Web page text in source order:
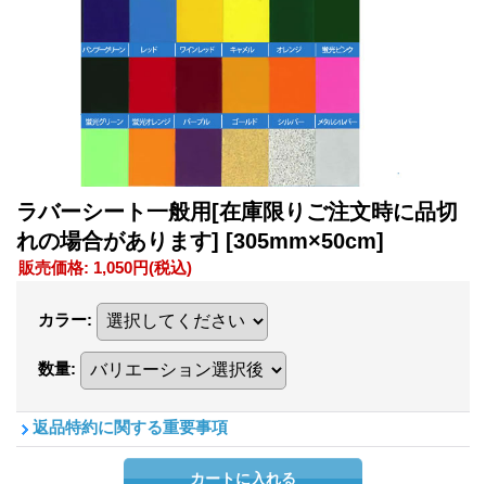
ラバーシート一般用[在庫限りご注文時に品切
れの場合があります] [305mm×50cm]
販売価格: 1,050円(税込)
カラー:
数量:
返品特約に関する重要事項